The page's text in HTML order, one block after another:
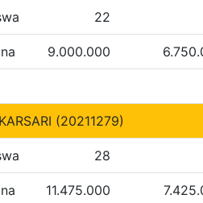
22
9.000.000
(20211279)
28
11.475.000